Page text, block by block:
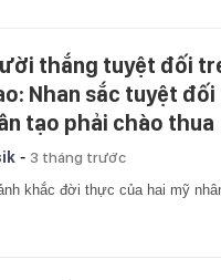
thắng tuyệt đối
Nhan sắc tuyệt
tạo phải chào thua
- 3 tháng trước
khắc đời thực của hai mỹ